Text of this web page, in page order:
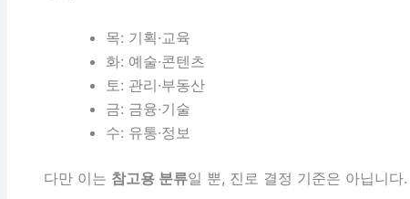
목: 기획·교육
화: 예술·콘텐츠
토: 관리·부동산
금: 금융·기술
수: 유통·정보
다만 이는 참고용 분류일 뿐, 진로 결정 기준은 아닙니다.